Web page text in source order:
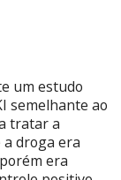
um estudo
semelhante ao
tratar a
a droga era
era